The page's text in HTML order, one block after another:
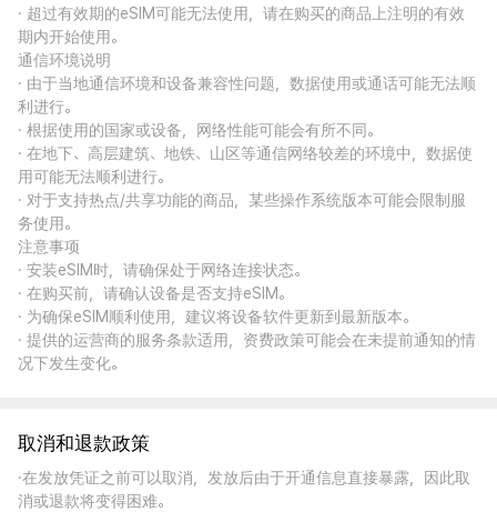
· 超过有效期的eSIM可能无法使用，请在购买的商品上注明的有效
期内开始使用。
通信环境说明
· 由于当地通信环境和设备兼容性问题，数据使用或通话可能无法顺
利进行。
· 根据使用的国家或设备，网络性能可能会有所不同。
· 在地下、高层建筑、地铁、山区等通信网络较差的环境中，数据使
用可能无法顺利进行。
· 对于支持热点/共享功能的商品，某些操作系统版本可能会限制服
务使用。
注意事项
· 安装eSIM时，请确保处于网络连接状态。
· 在购买前，请确认设备是否支持eSIM。
· 为确保eSIM顺利使用，建议将设备软件更新到最新版本。
· 提供的运营商的服务条款适用，资费政策可能会在未提前通知的情
况下发生变化。
取消和退款政策
·在发放凭证之前可以取消，发放后由于开通信息直接暴露，因此取
消或退款将变得困难。